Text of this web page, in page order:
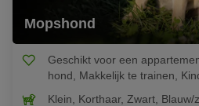
Mopshond
Geschikt voor een
hond, Makkelijk te trainen,
Klein, Korthaar, Zwart, Blauw/